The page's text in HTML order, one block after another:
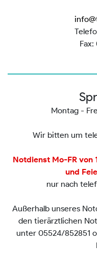
Montag -
Wir bitten um
Notdienst Mo-FR von
und
nur nach
Außerhalb unseres
den tierärztlichen
unter 05524/852851